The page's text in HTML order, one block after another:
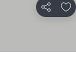
Partilhar